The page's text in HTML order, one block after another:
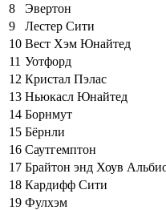
8
Эвертон
9
Лестер Сити
10 Вест Хэм Юнайтед
11 Уотфорд
12 Кристал Пэлас
13 Ньюкасл Юнайтед
14 Борнмут
15 Бёрнли
16 Саутгемптон
17 Брайтон энд Хоув
18 Кардифф Сити
19 Фулхэм